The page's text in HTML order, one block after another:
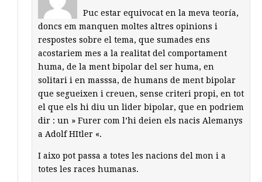
Puc estar equivocat en la meva teoría,
doncs em manquen moltes altres opinions i
respostes sobre el tema, que sumades ens
acostariem mes a la realitat del comportament
huma, de la ment bipolar del ser huma, en
solitari i en masssa, de humans de ment bipolar
que segueixen i creuen, sense criteri propi, en tot
el que els hi diu un lider bipolar, que en podriem
dir : un » Furer com l’hi deien els nacis Alemanys
a Adolf HItler «.
I aixo pot passa a totes les nacions del mon i a
totes les races humanas.